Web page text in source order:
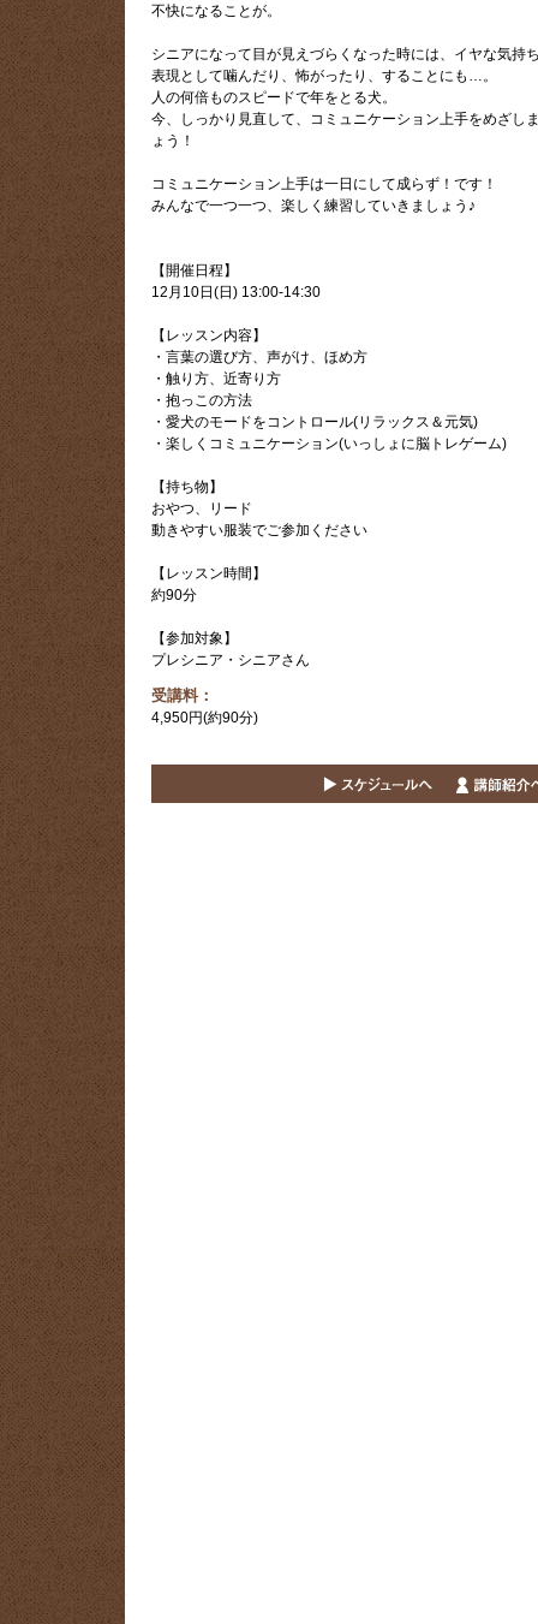
不快になることが。
シニアになって目が見えづらくなった時には、イヤな気持
表現として噛んだり、怖がったり、することにも…。
人の何倍ものスピードで年をとる犬。
今、しっかり見直して、コミュニケーション上手をめざし
ょう！
コミュニケーション上手は一日にして成らず！です！
みんなで一つ一つ、楽しく練習していきましょう♪
【開催日程】
12月10日(日) 13:00-14:30
【レッスン内容】
・言葉の選び方、声がけ、ほめ方
・触り方、近寄り方
・抱っこの方法
・愛犬のモードをコントロール(リラックス＆元気)
・楽しくコミュニケーション(いっしょに脳トレゲーム)
【持ち物】
おやつ、リード
動きやすい服装でご参加ください
【レッスン時間】
約90分
【参加対象】
プレシニア・シニアさん
受講料：
4,950円(約90分)